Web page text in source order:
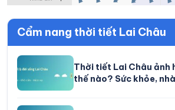
Cẩm nang thời tiết Lai Châu
Thời tiết Lai Châu ảnh
thế nào? Sức khỏe,